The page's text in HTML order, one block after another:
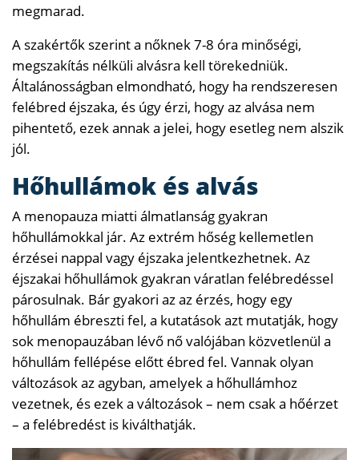
megmarad.
A szakértők szerint a nőknek 7-8 óra minőségi,
megszakítás nélküli alvásra kell törekedniük.
Általánosságban elmondható, hogy ha rendszeresen
felébred éjszaka, és úgy érzi, hogy az alvása nem
pihentető, ezek annak a jelei, hogy esetleg nem alszik
jól.
Hőhullámok és alvás
A menopauza miatti álmatlanság gyakran
hőhullámokkal jár. Az extrém hőség kellemetlen
érzései nappal vagy éjszaka jelentkezhetnek. Az
éjszakai hőhullámok gyakran váratlan felébredéssel
párosulnak. Bár gyakori az az érzés, hogy egy
hőhullám ébreszti fel, a kutatások azt mutatják, hogy
sok menopauzában lévő nő valójában közvetlenül a
hőhullám fellépése előtt ébred fel. Vannak olyan
változások az agyban, amelyek a hőhullámhoz
vezetnek, és ezek a változások – nem csak a hőérzet
– a felébredést is kiválthatják.